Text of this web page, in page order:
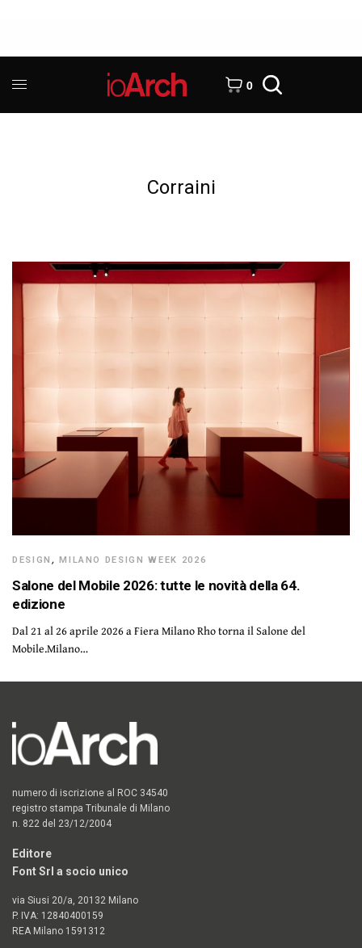
0
Corraini
DESIGN ,MILANO DESIGN WEEK 2026
Salone del Mobile 2026: tutte le novità della 64.
edizione
Dal 21 al 26 aprile 2026 a Fiera Milano Rho torna il Salone del
Mobile.Milano…
numero di iscrizione al ROC 34540
registro stampa Tribunale di Milano
n. 822 del 23/12/2004
Editore
Font Srl a socio unico
via Siusi 20/a, 20132 Milano
P. IVA: 12840400159
REA Milano 1591312